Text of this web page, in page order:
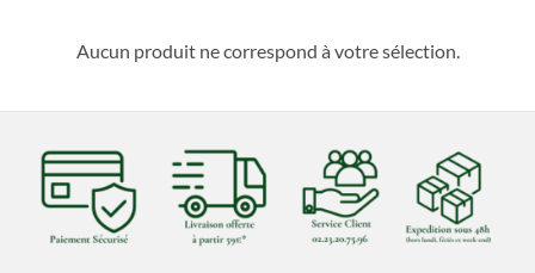
Aucun produit ne correspond à votre sélection.